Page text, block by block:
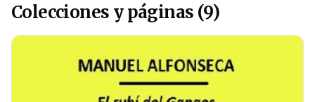
Colecciones y páginas (9)